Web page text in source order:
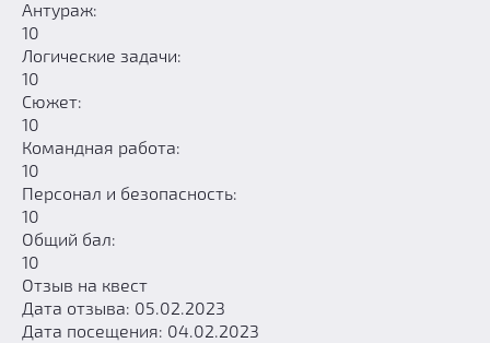
Антураж:
10
Логические задачи:
10
Сюжет:
10
Командная работа:
10
Персонал и безопасность:
10
Общий бал:
10
Отзыв на квест
Дата отзыва: 05.02.2023
Дата посещения: 04.02.2023